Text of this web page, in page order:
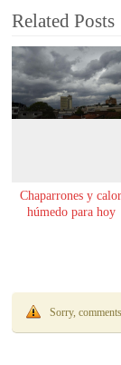
Related Posts
Chaparrones y calor
húmedo para hoy
Sorry,